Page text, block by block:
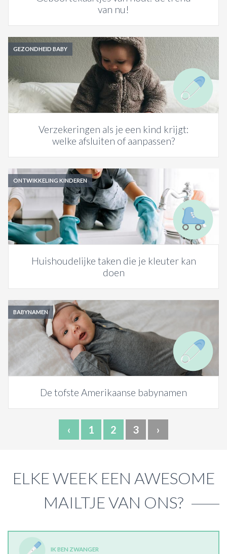
van nu!
GEZONDHEID BABY
Verzekeringen als je een kind krijgt:
welke afsluiten of aanpassen?
ONTWIKKELING KINDEREN
Huishoudelijke taken die je kleuter kan
doen
BABYNAMEN
De tofste Amerikaanse babynamen
‹ 1 2 3 ›
ELKE WEEK EEN AWESOME
MAILTJE VAN ONS?
IK BEN ZWANGER